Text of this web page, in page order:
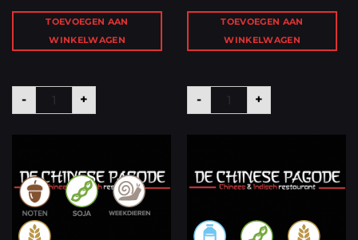
TOEVOEGEN AAN
WINKELWAGEN
-
Sing Chow Nasi (div. vlees, garnalen en kerrie) aantal
+
TOEVOEGEN AAN
WINKELWAGEN
-
Suun Lat Tong (pikante
+